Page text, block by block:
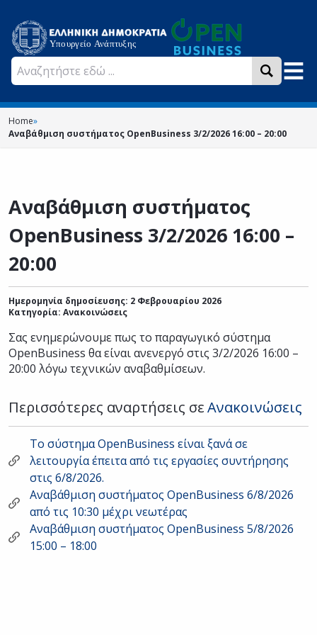
Home»
Αναβάθμιση συστήματος OpenBusiness 3/2/2026 16:00 – 20:00
Αναβάθμιση συστήματος
OpenBusiness 3/2/2026 16:00 –
20:00
Ημερομηνία δημοσίευσης: 2 Φεβρουαρίου 2026
Κατηγορία: Ανακοινώσεις
Σας ενημερώνουμε πως το παραγωγικό σύστημα
OpenBusiness θα είναι ανενεργό στις 3/2/2026 16:00 –
20:00 λόγω τεχνικών αναβαθμίσεων.
Περισσότερες αναρτήσεις σεΑνακοινώσεις
Το σύστημα OpenBusiness είναι ξανά σε
λειτουργία έπειτα από τις εργασίες συντήρησης
στις 6/8/2026.
Αναβάθμιση συστήματος OpenBusiness 6/8/2026
από τις 10:30 μέχρι νεωτέρας
Αναβάθμιση συστήματος OpenBusiness 5/8/2026
15:00 – 18:00